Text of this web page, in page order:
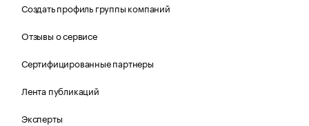
Создать профиль группы компаний
Отзывы о сервисе
Сертифицированные партнеры
Лента публикаций
Эксперты